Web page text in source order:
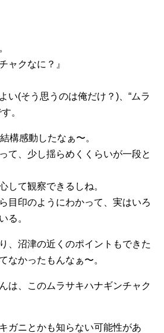
ャクなに？』
い(そう思うのは俺だけ？)、“ムラ
。
構感動したなぁ〜。
て、少し揺らめくくらいが一段と
して観察できるしね。
目印のようにわかって、実はいろ
る。
、沼津の近くのポイントもできた
なかったもんなぁ〜。
は、このムラサキハナギンチャク
ガニとかも知らない可能性があ